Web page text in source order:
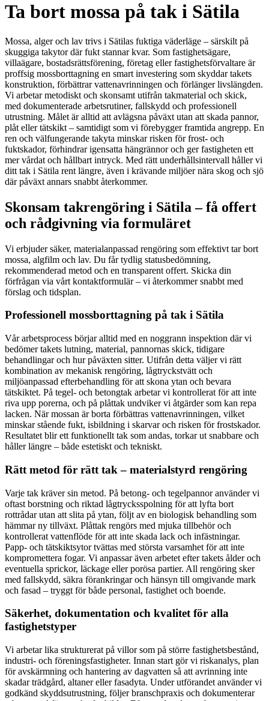
Ta bort mossa på tak i Sätila
Mossa, alger och lav trivs i Sätilas fuktiga väderläge – särskilt på
skuggiga takytor där fukt stannar kvar. Som fastighetsägare,
villaägare, bostadsrättsförening, företag eller fastighetsförvaltare är
proffsig mossborttagning en smart investering som skyddar takets
konstruktion, förbättrar vattenavrinningen och förlänger livslängden.
Vi arbetar metodiskt och skonsamt utifrån takmaterial och skick,
med dokumenterade arbetsrutiner, fallskydd och professionell
utrustning. Målet är alltid att avlägsna påväxt utan att skada pannor,
plåt eller tätskikt – samtidigt som vi förebygger framtida angrepp. En
ren och välfungerande takyta minskar risken för frost- och
fuktskador, förhindrar igensatta hängrännor och ger fastigheten ett
mer vårdat och hållbart intryck. Med rätt underhållsintervall håller vi
ditt tak i Sätila rent längre, även i krävande miljöer nära skog och sjö
där påväxt annars snabbt återkommer.
Skonsam takrengöring i Sätila – få offert
och rådgivning via formuläret
Vi erbjuder säker, materialanpassad rengöring som effektivt tar bort
mossa, algfilm och lav. Du får tydlig statusbedömning,
rekommenderad metod och en transparent offert. Skicka din
förfrågan via vårt kontaktformulär – vi återkommer snabbt med
förslag och tidsplan.
Professionell mossborttagning på tak i Sätila
Vår arbetsprocess börjar alltid med en noggrann inspektion där vi
bedömer takets lutning, material, pannornas skick, tidigare
behandlingar och hur påväxten sitter. Utifrån detta väljer vi rätt
kombination av mekanisk rengöring, lågtryckstvätt och
miljöanpassad efterbehandling för att skona ytan och bevara
tätskiktet. På tegel- och betongtak arbetar vi kontrollerat för att inte
riva upp porerna, och på plåttak undviker vi åtgärder som kan repa
lacken. När mossan är borta förbättras vattenavrinningen, vilket
minskar stående fukt, isbildning i skarvar och risken för frostskador.
Resultatet blir ett funktionellt tak som andas, torkar ut snabbare och
håller längre – både estetiskt och tekniskt.
Rätt metod för rätt tak – materialstyrd rengöring
Varje tak kräver sin metod. På betong- och tegelpannor använder vi
oftast borstning och riktad lågtrycksspolning för att lyfta bort
rottrådar utan att slita på ytan, följt av en biologisk behandling som
hämmar ny tillväxt. Plåttak rengörs med mjuka tillbehör och
kontrollerat vattenflöde för att inte skada lack och infästningar.
Papp- och tätskiktsytor tvättas med största varsamhet för att inte
kompromettera fogar. Vi anpassar även arbetet efter takets ålder och
eventuella sprickor, läckage eller porösa partier. All rengöring sker
med fallskydd, säkra förankringar och hänsyn till omgivande mark
och fasad – tryggt för både personal, fastighet och boende.
Säkerhet, dokumentation och kvalitet för alla
fastighetstyper
Vi arbetar lika strukturerat på villor som på större fastighetsbestånd,
industri- och föreningsfastigheter. Innan start gör vi riskanalys, plan
för avskärmning och hantering av dagvatten så att avrinning inte
skadar trädgård, altaner eller fasadyta. Under utförandet använder vi
godkänd skyddsutrustning, följer branschpraxis och dokumenterar